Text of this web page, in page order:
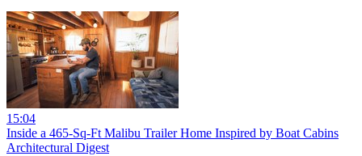
15:04
Inside a 465-Sq-Ft Malibu Trailer Home Inspired by Boat Cabins
Architectural Digest